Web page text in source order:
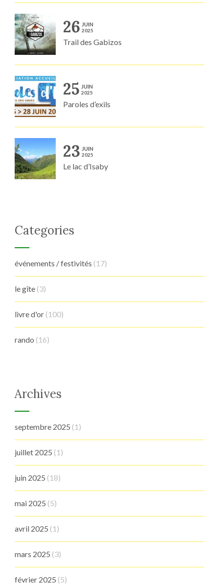
26 JUIN
2025
Trail des Gabizos
25 JUIN
2025
Paroles d’exils
23 JUIN
2025
Le lac d’Isaby
Categories
événements / festivités (17)
le gîte (3)
livre d'or (100)
rando (16)
Archives
septembre 2025 (1)
juillet 2025 (1)
juin 2025 (18)
mai 2025 (5)
avril 2025 (1)
mars 2025 (3)
février 2025 (5)